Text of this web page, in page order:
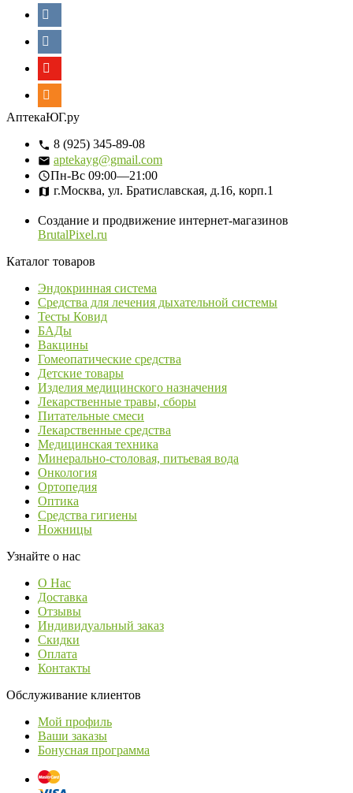
АптекаЮГ.ру
8 (925) 345-89-08
aptekayg@gmail.com
Пн-Вс 09:00—21:00
г.Москва, ул. Братиславская, д.16, корп.1
Создание и продвижение интернет-магазинов
BrutalPixel.ru
Каталог товаров
Эндокринная система
Средства для лечения дыхательной системы
Тесты Ковид
БАДы
Вакцины
Гомеопатические средства
Детские товары
Изделия медицинского назначения
Лекарственные травы, сборы
Питательные смеси
Лекарственные средства
Медицинская техника
Минерально-столовая, питьевая вода
Онкология
Ортопедия
Оптика
Средства гигиены
Ножницы
Узнайте о нас
О Нас
Доставка
Отзывы
Индивидуальный заказ
Скидки
Оплата
Контакты
Обслуживание клиентов
Мой профиль
Ваши заказы
Бонусная программа